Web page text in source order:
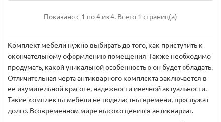
Показано с 1 по 4 из 4. Всего 1 страниц(а)
Комплект мебели нужно выбирать до того, как приступить к
окончательному оформлению помещения. Также необходимо
продумать, какой уникальной особенностью он будет обладать.
Отличительная черта антикварного комплекта заключается в
ее изумительной красоте, надежности ивечной актуальности.
Такие комплекты мебели не подвластны времени, прослужат
долго. Всовременном мире высоко ценится антиквариат.